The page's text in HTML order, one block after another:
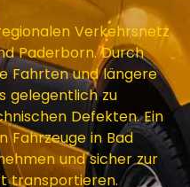
Verkehrsnetz
Paderborn. Durch
Fahrten und längere
gelegentlich zu
Defekten. Ein
Fahrzeuge in Bad
und sicher zur
transportieren.